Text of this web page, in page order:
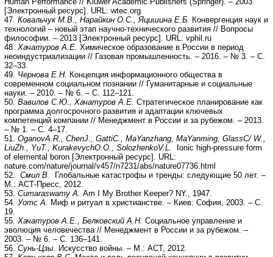
[Электронный ресурс]. URL: wtec.org
47. Ковальчук М.В., Нарайкин О.С., Яцишина Е.Б.
Конвергенция наук и
технологий – новый этап научно-технического развития // Вопросы
философии. – 2013 [Электронный ресурс]. URL: vphil.ru
48. Хачатуров А.Е. Химическое образование в России в период
неоиндустриализации // Газовая промышленность. – 2016. – № 3. – С.
32–33.
49. Чернова Е.Н. Концепция информационного общества в
современном социальном познании // Гуманитарные и социальные
науки. – 2010. – № 6. – С. 112–121.
50. Вавилов С.Ю., Хачатуров А.Е. Стратегическое планирование как
программа долгосрочного развития и адаптации ключевых
компетенций компании // Менеджмент в России и за рубежом. – 2013.
– № 1. – С. 4–17.
51. OganovA R ChenJ GattiC., MaYanzhang MaYanming GlassC/ W.,
LiuZh YuT., KurakevychO O SolozhenkoV.L
Ionic high-pressure form
of elemental boron [Электронный ресурс]. URL:
nature.com/nature/journal/v457/n7231/abs/nature07736.html
52. Смил В.
Глобальные катастрофы и тренды: следующие 50 лет. –
М.: АСТ-Пресс, 2012.
53. Cumaraswamy A. Am I My Brother Keeper? NY., 1947.
54. Уотс А.
Миф и ритуал в христианстве. – Киев: София, 2003. – С.
19.
55. Хачатуров А.Е., Белковский А.Н. Социальное управление и
эволюция человечества // Менеджмент в России и за рубежом. –
2003. – № 6. – С. 136–141.
56. Сунь-Цзы.
Искусство войны. – М.: АСТ, 2012.